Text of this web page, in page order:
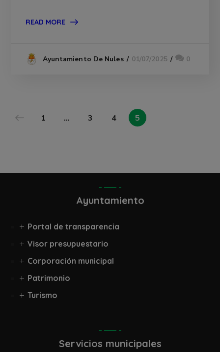
READ MORE
Ayuntamiento De Nules 01/07/2025 0
1 … 3 4 5
Ayuntamiento
Portal de transparencia
Visor presupuestario
Corporación municipal
Patrimonio
Turismo
Servicios municipales